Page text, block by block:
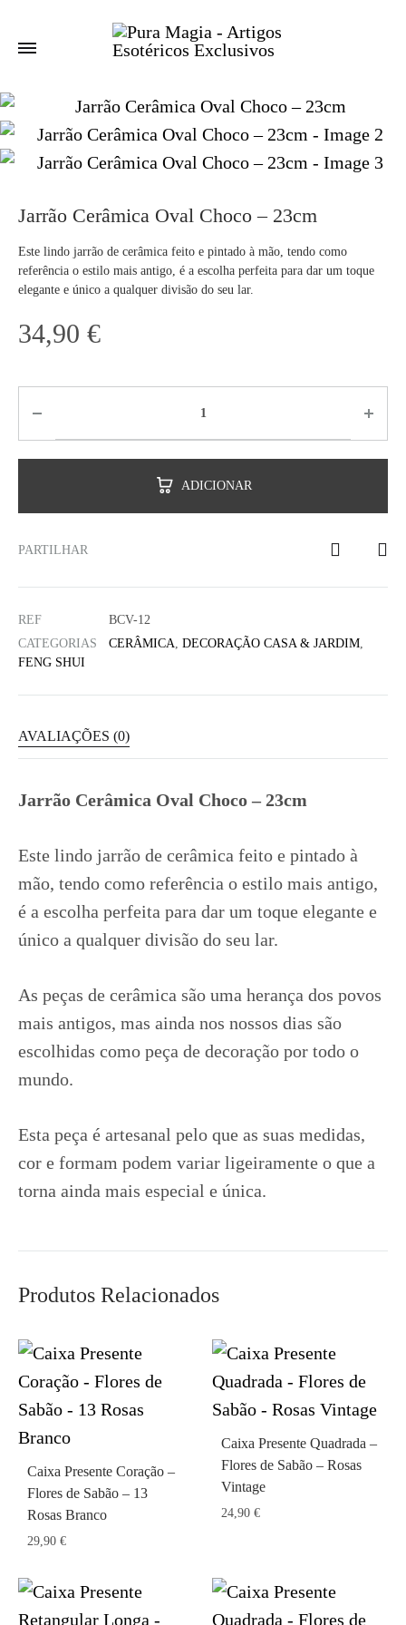
Jarrão Cerâmica Oval Choco – 23cm
Este lindo jarrão de cerâmica feito e pintado à mão, tendo como
referência o estilo mais antigo, é a escolha perfeita para dar um toque
elegante e único a qualquer divisão do seu lar.
34,90 €
ADICIONAR
PARTILHAR
REF
BCV-12
CATEGORIAS
CERÂMICA, DECORAÇÃO CASA & JARDIM,
FENG SHUI
AVALIAÇÕES (0)
Jarrão Cerâmica Oval Choco – 23cm
Este lindo jarrão de cerâmica feito e pintado à
mão, tendo como referência o estilo mais antigo,
é a escolha perfeita para dar um toque elegante e
único a qualquer divisão do seu lar.
As peças de cerâmica são uma herança dos povos
mais antigos, mas ainda nos nossos dias são
escolhidas como peça de decoração por todo o
mundo.
Esta peça é artesanal pelo que as suas medidas,
cor e formam podem variar ligeiramente o que a
torna ainda mais especial e única.
Produtos Relacionados
Caixa Presente Coração –
Flores de Sabão – 13
Rosas Branco
29,90 €
Caixa Presente Quadrada –
Flores de Sabão – Rosas
Vintage
24,90 €